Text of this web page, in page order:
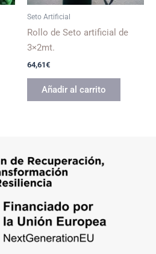
Seto Artificial
Rollo de Seto artificial de
3×2mt.
64,61€
Añadir al carrito